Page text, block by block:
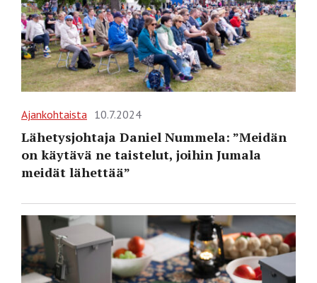
Ajankohtaista 10.7.2024
Lähetysjohtaja Daniel Nummela: ”Meidän
on käytävä ne taistelut, joihin Jumala
meidät lähettää”